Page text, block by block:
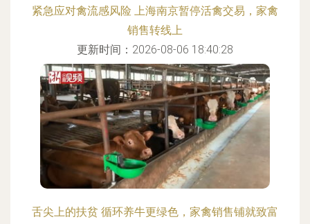
紧急应对禽流感风险 上海南京暂停活禽交易，家禽
销售转线上
更新时间：2026-08-06 18:40:28
舌尖上的扶贫 循环养牛更绿色，家禽销售铺就致富